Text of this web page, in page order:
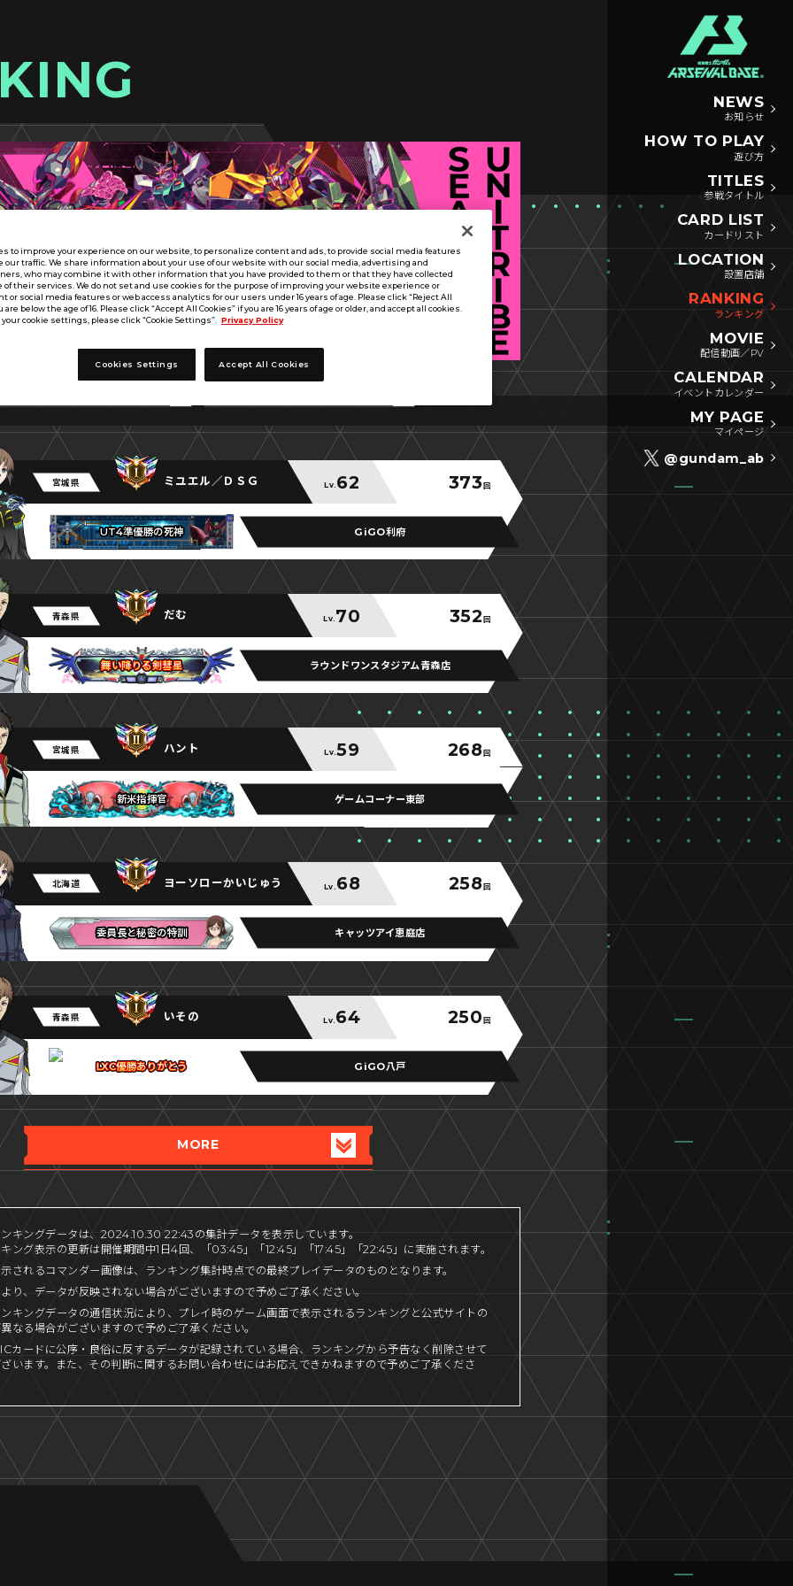
NEWS
お知らせ
HOW TO PLAY
遊び方
TITLES
参戦タイトル
CARD LIST
カードリスト
LOCATION
設置店舗
RANKING
ランキング
MOVIE
配信動画／PV
CALENDAR
イベントカレンダー
MY PAGE
マイページ
@gundam_ab
宮城県 ミユエル／ＤＳＧ Lv. 62 373回
UT4準優勝の死神
UT4準優勝の死神
UT4準優勝の死神 GiGO利府
青森県 だむ Lv. 70 352回
舞い降りる剣彗星
舞い降りる剣彗星
舞い降りる剣彗星 ラウンドワンスタジアム青森店
宮城県 ハント Lv.59 268回
新米指揮官
新米指揮官
新米指揮官 ゲームコーナー東部
北海道 ヨーソローかいじゅう Lv. 68 258回
委員長と秘密の特訓
委員長と秘密の特訓
委員長と秘密の特訓 キャッツアイ恵庭店
青森県 いその Lv. 64 250回
LXC優勝ありがとう
LXC優勝ありがとう
LXC優勝ありがとう GiGO八戸
MORE
キングデータは、2024.10.30 22:43の集計データを表示しています。
ング表示の更新は開催期間中1日4回、「03:45」「12:45」「17:45」「22:45」に実施されます。
されるコマンダー画像は、ランキング集計時点での最終プレイデータのものとなります。
り、データが反映されない場合がございますので予めご了承ください。
キングデータの通信状況により、プレイ時のゲーム画面で表示されるランキングと公式サイトの
なる場合がございますので予めご了承ください。
カードに公序・良俗に反するデータが記録されている場合、ランキングから予告なく削除させて
います。また、その判断に関するお問い合わせにはお応えできかねますので予めご了承くださ
to improve your experience on our website, to personalize content and ads, to provide social media features
our traffic. We share information about your use of our website with our social media, advertising and
who may combine it with other information that you have provided to them or that they have collected
of their services. We do not set and use cookies for the purpose of improving your website experience or
or social media features or web access analytics for our users under 16 years of age. Please click “Reject All
are below the age of 16. Please click “Accept All Cookies” if you are 16 years of age or older, and accept all cookies.
cookie settings, please click “Cookie Settings”. Privacy Policy
Cookies Settings Accept All Cookies